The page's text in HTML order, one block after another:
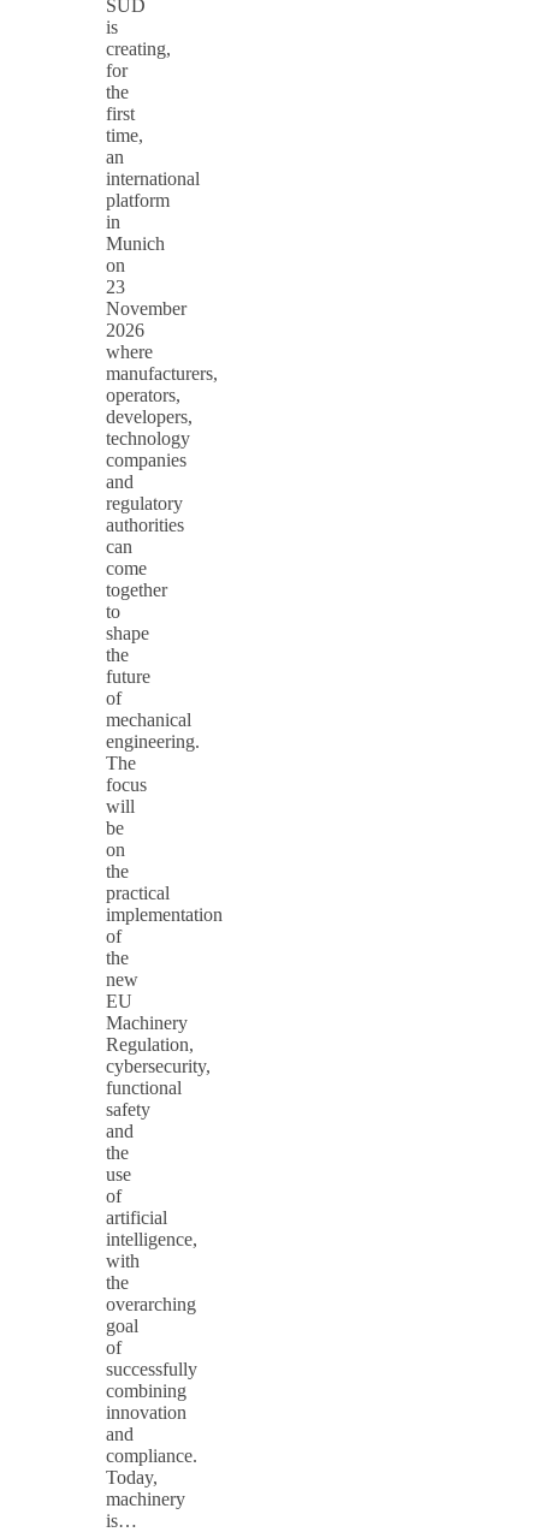
SÜD
is
creating,
for
the
first
time,
an
international
platform
in
Munich
on
23
November
2026
where
manufacturers,
operators,
developers,
technology
companies
and
regulatory
authorities
can
come
together
to
shape
the
future
of
mechanical
engineering.
The
focus
will
be
on
the
practical
implementation
of
the
new
EU
Machinery
Regulation,
cybersecurity,
functional
safety
and
the
use
of
artificial
intelligence,
with
the
overarching
goal
of
successfully
combining
innovation
and
compliance.
Today,
machinery
is…